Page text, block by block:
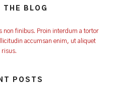
THE BLOG
non finibus. Proin interdum a tortor
accumsan enim, ut aliquet
risus.
POSTS